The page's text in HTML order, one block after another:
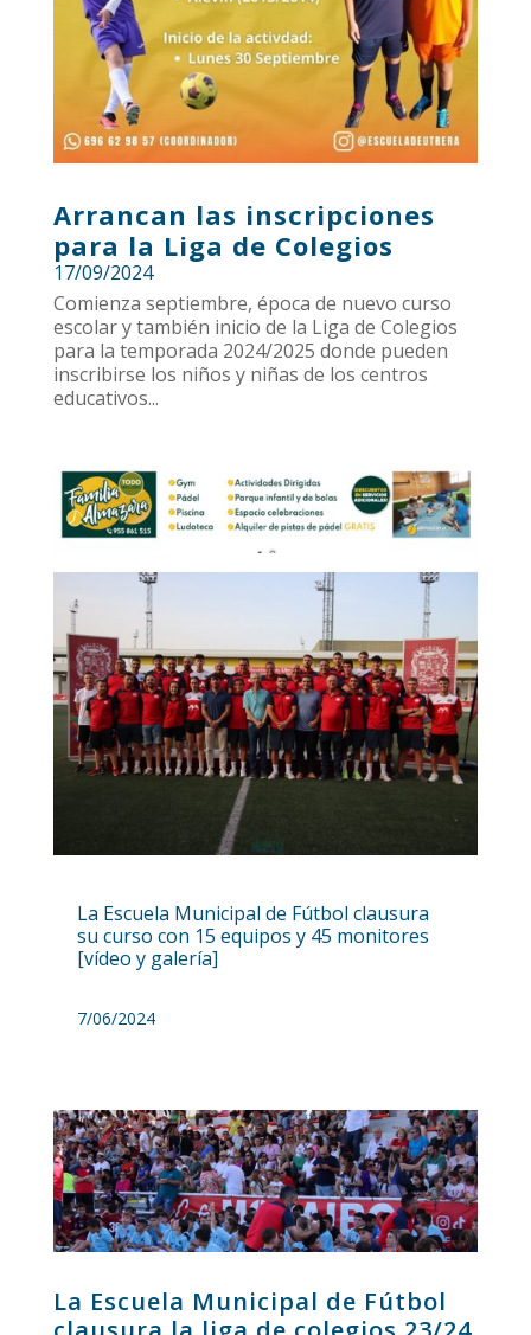
Arrancan las inscripciones
para la Liga de Colegios
17/09/2024
Comienza septiembre, época de nuevo curso
escolar y también inicio de la Liga de Colegios
para la temporada 2024/2025 donde pueden
inscribirse los niños y niñas de los centros
educativos...
La Escuela Municipal de Fútbol clausura
su curso con 15 equipos y 45 monitores
[vídeo y galería]
7/06/2024
La Escuela Municipal de Fútbol